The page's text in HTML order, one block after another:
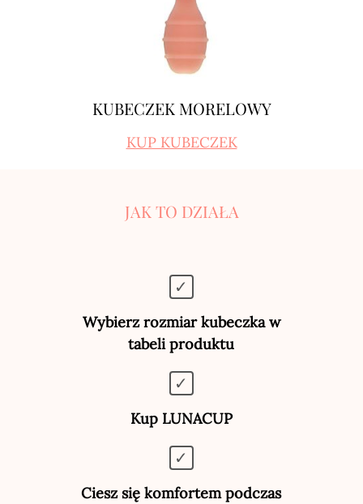
KUBECZEK MORELOWY
KUP KUBECZEK
JAK TO DZIAŁA
Wybierz rozmiar kubeczka w
tabeli produktu
Kup LUNACUP
Ciesz się komfortem podczas